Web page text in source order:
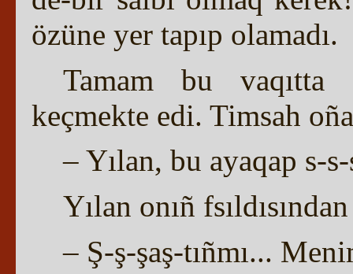
özüne yer tapıp olamadı.
Tamam bu vaqıtta
keçmekte edi. Timsah
– Yılan, bu ayaqap s-
Yılan onıñ
– Ş-ş-şaş-tıñmı...